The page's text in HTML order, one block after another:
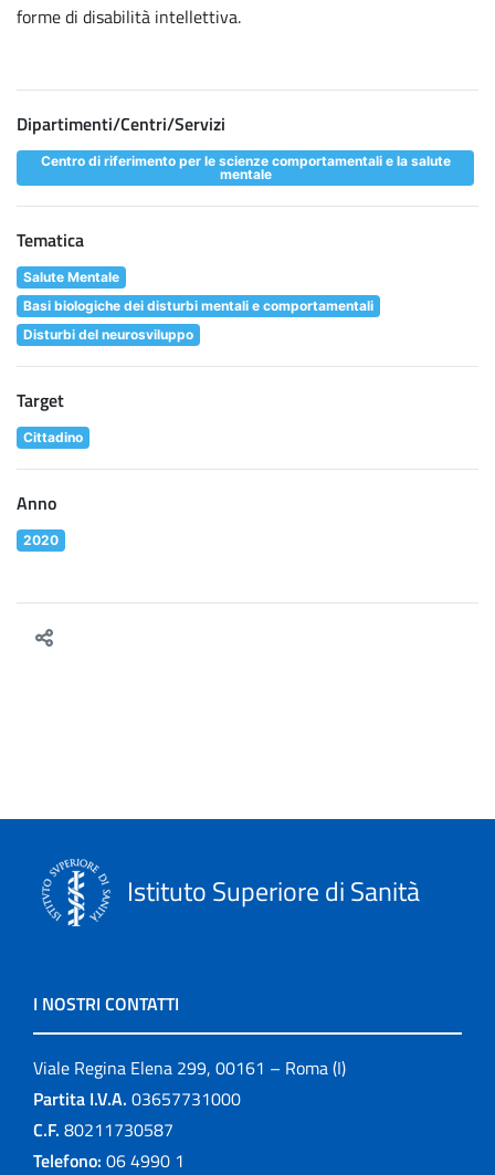
forme di disabilità intellettiva.
Dipartimenti/Centri/Servizi
Centro di riferimento per le scienze comportamentali e la salute
mentale
Tematica
Salute Mentale
Basi biologiche dei disturbi mentali e comportamentali
Disturbi del neurosviluppo
Target
Cittadino
Anno
2020
Istituto Superiore di Sanità
I NOSTRI CONTATTI
Viale Regina Elena 299, 00161 – Roma (I)
Partita I.V.A. 03657731000
C.F. 80211730587
Telefono: 06 4990 1